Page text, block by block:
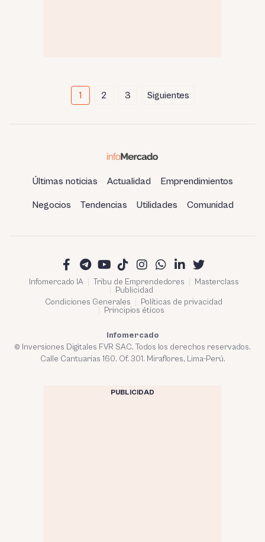
1 2 3 Siguientes
Últimas noticias Actualidad Emprendimientos
Negocios Tendencias Utilidades Comunidad
Infomercado IA Tribu de Emprendedores
Masterclass
Publicidad
Condiciones Generales
Políticas de privacidad
Principios éticos
Infomercado
© Inversiones Digitales FVR SAC. Todos los derechos reservados.
Calle Cantuarias 160. Of. 301. Miraflores, Lima-Perú.
PUBLICIDAD